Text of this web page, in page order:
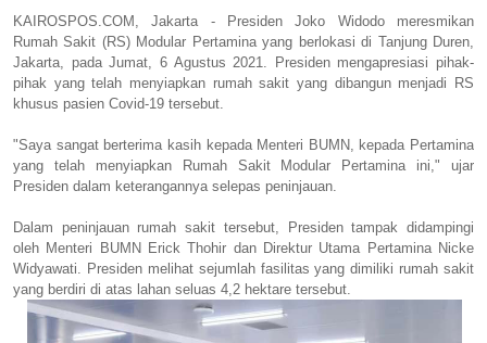
KAIROSPOS.COM, Jakarta - Presiden Joko Widodo meresmikan
Rumah Sakit (RS) Modular Pertamina yang berlokasi di Tanjung Duren,
Jakarta, pada Jumat, 6 Agustus 2021. Presiden mengapresiasi pihak-
pihak yang telah menyiapkan rumah sakit yang dibangun menjadi RS
khusus pasien Covid-19 tersebut.
"Saya sangat berterima kasih kepada Menteri BUMN, kepada Pertamina
yang telah menyiapkan Rumah Sakit Modular Pertamina ini," ujar
Presiden dalam keterangannya selepas peninjauan.
Dalam peninjauan rumah sakit tersebut, Presiden tampak didampingi
oleh Menteri BUMN Erick Thohir dan Direktur Utama Pertamina Nicke
Widyawati. Presiden melihat sejumlah fasilitas yang dimiliki rumah sakit
yang berdiri di atas lahan seluas 4,2 hektare tersebut.